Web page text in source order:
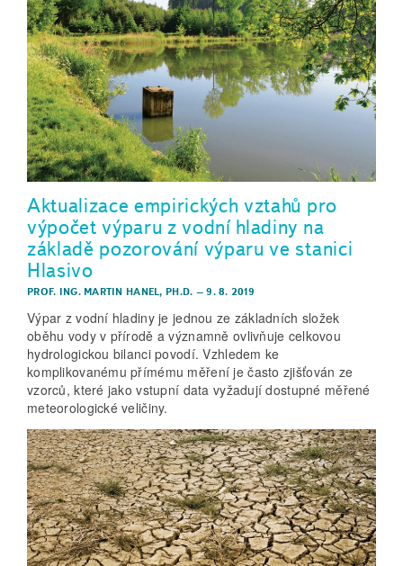
Aktualizace empirických vztahů pro
výpočet výparu z vodní hladiny na
základě pozorování výparu ve stanici
Hlasivo
PROF. ING. MARTIN HANEL, PH.D. –9. 8. 2019
Výpar z vodní hladiny je jednou ze základních složek
oběhu vody v přírodě a významně ovlivňuje celkovou
hydrologickou bilanci povodí. Vzhledem ke
komplikovanému přímému měření je často zjišťován ze
vzorců, které jako vstupní data vyžadují dostupné měřené
meteorologické veličiny.